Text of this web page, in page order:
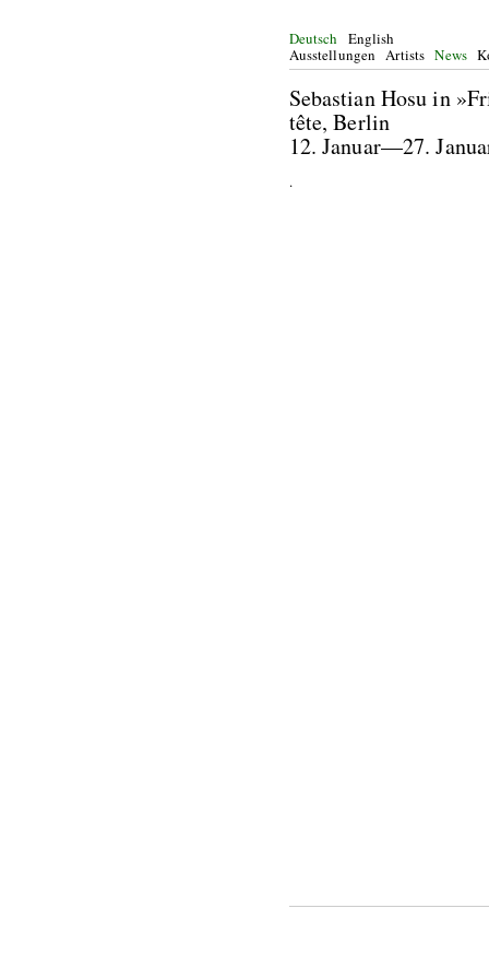
Deutsch
English
Ausstellungen Artists News
Sebastian Hosu in
tête, Berlin
12. Januar—27.
.